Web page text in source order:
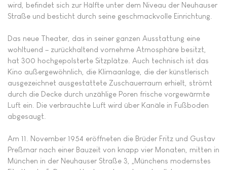
wird, befindet sich zur Hälfte unter dem Niveau der Neuhauser
Straße und besticht durch seine geschmackvolle Einrichtung.
Das neue Theater, das in seiner ganzen Ausstattung eine
wohltuend – zurückhaltend vornehme Atmosphäre besitzt,
hat 300 hochgepolsterte Sitzplätze. Auch technisch ist das
Kino außergewöhnlich, die Klimaanlage, die der künstlerisch
ausgezeichnet ausgestattete Zuschauerraum erhielt, strömt
durch die Decke durch unzählige Poren frische vorgewärmte
Luft ein. Die verbrauchte Luft wird über Kanäle in Fußboden
abgesaugt.
Am 11. November 1954 eröffneten die Brüder Fritz und Gustav
Preßmar nach einer Bauzeit von knapp vier Monaten, mitten in
München in der Neuhauser Straße 3, „Münchens modernstes